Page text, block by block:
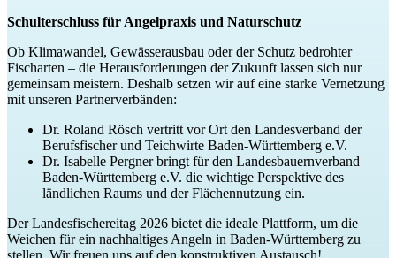
Schulterschluss für Angelpraxis und Naturschutz
Ob Klimawandel, Gewässerausbau oder der Schutz bedrohter
Fischarten – die Herausforderungen der Zukunft lassen sich nur
gemeinsam meistern. Deshalb setzen wir auf eine starke Vernetzung
mit unseren Partnerverbänden:
Dr. Roland Rösch vertritt vor Ort den Landesverband der
Berufsfischer und Teichwirte Baden-Württemberg e.V.
Dr. Isabelle Pergner bringt für den Landesbauernverband
Baden-Württemberg e.V. die wichtige Perspektive des
ländlichen Raums und der Flächennutzung ein.
Der Landesfischereitag 2026 bietet die ideale Plattform, um die
Weichen für ein nachhaltiges Angeln in Baden-Württemberg zu
stellen. Wir freuen uns auf den konstruktiven Austausch!